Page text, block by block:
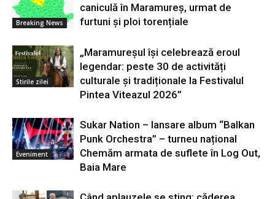
Breaking News
caniculă în Maramureș, urmat de
furtuni și ploi torențiale
Stirile zilei
„Maramureșul își celebrează eroul
legendar: peste 30 de activități
culturale și tradiționale la Festivalul
Pintea Viteazul 2026”
Eveniment
Sukar Nation – lansare album “Balkan
Punk Orchestra” – turneu național
Chemăm armata de suflete în Log Out,
Baia Mare